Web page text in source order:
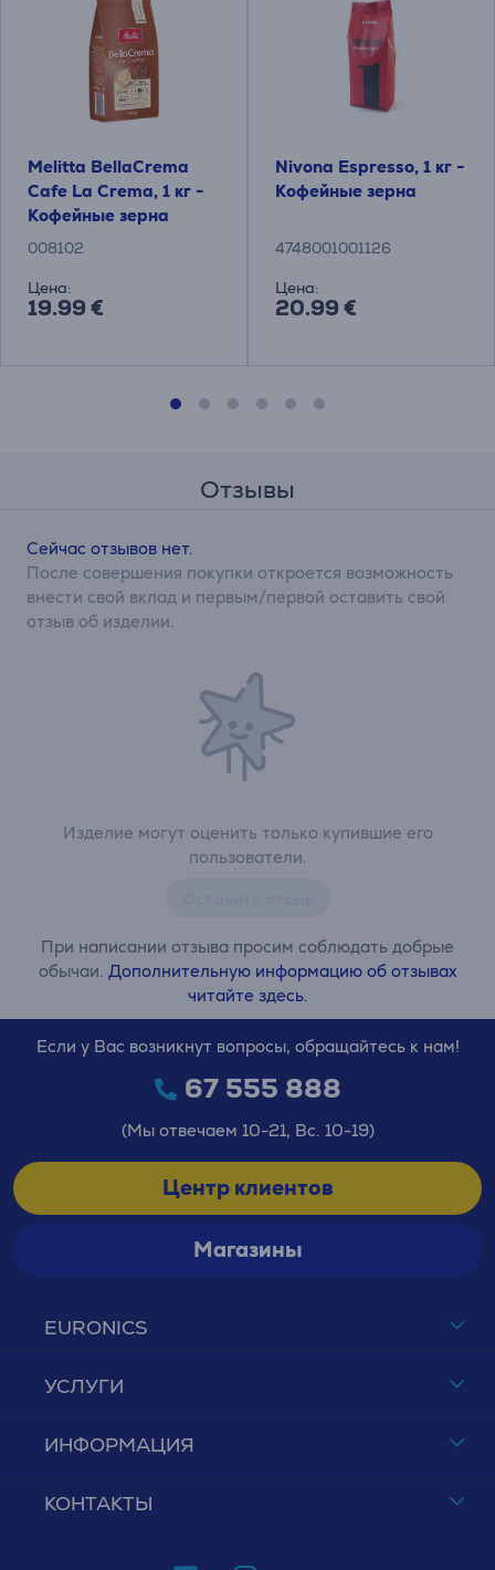
Melitta BellaCrema
Cafe La Crema, 1 кг -
Кофейные зерна
008102
Цена:
19.99 €
Nivona Espresso, 1 кг -
Кофейные зерна
4748001001126
Цена:
20.99 €
Отзывы
Изделие могут оценить только купившие его
пользователи.
При написании отзыва просим соблюдать добрые
обычаи. Дополнительную информацию об отзывах
читайте здесь.
Сейчас отзывов нет.
После совершения покупки откроется возможность
внести свой вклад и первым/первой оставить свой
отзыв об изделии.
EURONICS
УСЛУГИ
ИНФОРМАЦИЯ
КОНТАКТЫ
Если у Вас возникнут вопросы, обращайтесь к нам!
67 555 888
(Мы отвечаем 10-21, Вс. 10-19)
Центр клиентов
Магазины